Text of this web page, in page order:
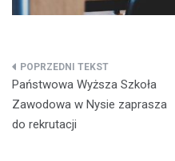
Nawigacja
wpisu
Państwowa Wyższa Szkoła
Zawodowa w Nysie zaprasza
do rekrutacji